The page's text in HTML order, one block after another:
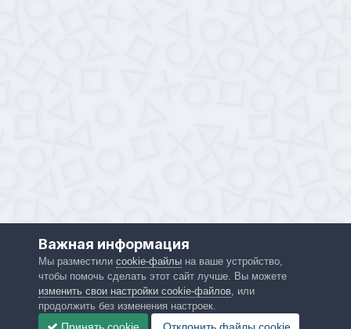
Важная информация
Мы разместили cookie-файлына ваше устройство,
чтобы помочь сделать этот сайт лучше. Вы можете
изменить свои настройки cookie-файлов, или
продолжить без изменения настроек.